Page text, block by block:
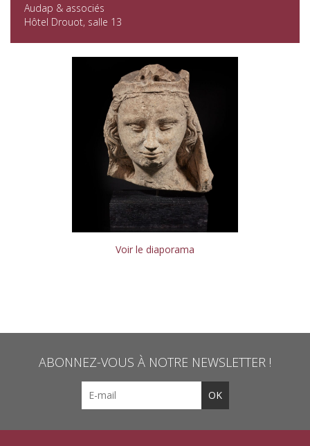
Audap & associés
Hôtel Drouot, salle 13
Voir le diaporama
ABONNEZ-VOUS À NOTRE NEWSLETTER !